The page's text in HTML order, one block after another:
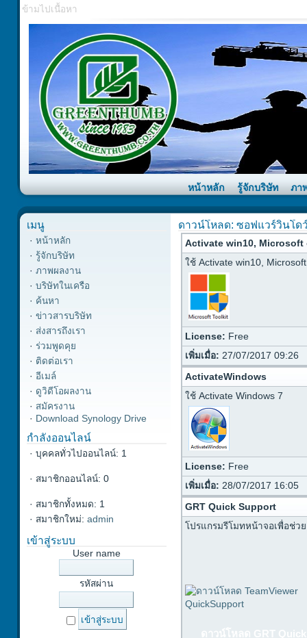
ข้ามไปเนื้อหา
หน้าหลัก รู้จักบริษัท ภา
เมนู
· หน้าหลัก
· รู้จักบริษัท
· ภาพผลงาน
· บริษัทในเครือ
· ค้นหา
· ข่าวสารบริษัท
· ส่งสารถึงเรา
· ร่วมพูดคุย
· ติดต่อเรา
· อีเมล์
· ดูวิดีโอผลงาน
· สมัครงาน
· Download Synology Drive
กำลังออนไลน์
· บุคคลทั่วไปออนไลน์: 1
· สมาชิกออนไลน์: 0
· สมาชิกทั้งหมด: 1
· สมาชิกใหม่: admin
เข้าสู่ระบบ
User name
รหัสผ่าน
ดาวน์โหลด: ซอฟแวร์วินโด
Activate win10, Microsoft
ใช้ Activate win10,
License: Free
เพิ่มเมื่อ: 27/07/2017 09:26
ActivateWindows
ใช้ Activate Windows 7
License: Free
เพิ่มเมื่อ: 28/07/2017 16:05
GRT Quick Support
โปรแกรมรีโมทหน้าจอเพื่อช่